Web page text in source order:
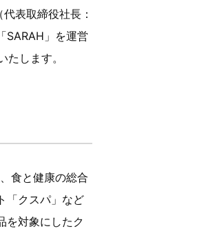
表取締役社長：
SARAH」を運営
します。
食と健康の総合
「クスパ」など
を対象にしたク